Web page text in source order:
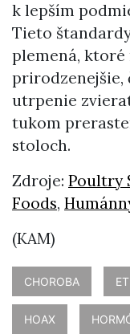
k lepším
Tieto
plemená,
prirodzenejšie,
utrpenie
tukom
stoloch.
Zdroje: Poultry
Foods,
(KAM)
CHOROBA
HOAX